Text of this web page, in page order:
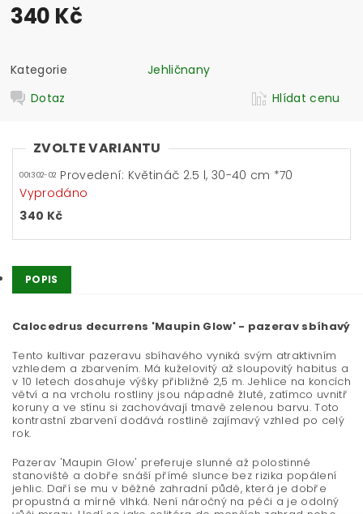
340 Kč
Kategorie
Jehličnany
Dotaz
Hlídat cenu
ZVOLTE VARIANTU
001302-02 Provedení: Květináč 2.5 l, 30-40 cm *70
Vyprodáno
340 Kč
POPIS
Calocedrus decurrens 'Maupin Glow' - pazerav sbíhavý
Tento kultivar pazeravu sbíhavého vyniká svým atraktivním
vzhledem a zbarvením. Má kuželovitý až sloupovitý habitus a
v 10 letech dosahuje výšky přibližně 2,5 m. Jehlice na koncích
větví a na vrcholu rostliny jsou nápadně žluté, zatímco uvnitř
koruny a ve stínu si zachovávají tmavě zelenou barvu. Toto
kontrastní zbarvení dodává rostlině zajímavý vzhled po celý
rok.
Pazerav 'Maupin Glow' preferuje slunné až polostinné
stanoviště a dobře snáší přímé slunce bez rizika popálení
jehlic. Daří se mu v běžné zahradní půdě, která je dobře
propustná a mírně vlhká. Není náročný na péči a je odolný